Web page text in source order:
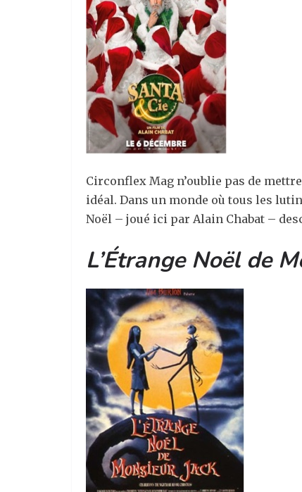
Circonflex Mag n’oublie pas de
idéal. Dans un monde où tous les
Noël – joué ici par Alain Chabat –
L’Étrange Noël de